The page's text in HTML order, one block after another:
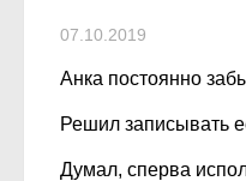
07.10.2019
Анка постоянно
Решил записывать
Думал, сперва